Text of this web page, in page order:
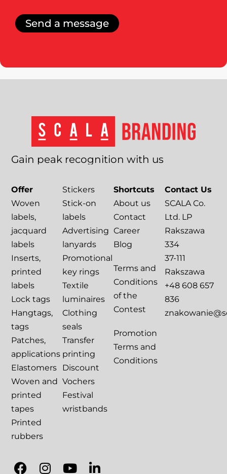
Send a message
Offer
Woven
labels,
jacquard
labels
Inserts,
printed
labels
Lock tags
Hangtags,
tags
Patches,
applications
Elastomers
Woven and
printed
tapes
Printed
rubbers
Stickers
Stick-on
labels
Advertising
lanyards
Promotional
key rings
Textile
luminaires
Clothing
seals
Transfer
printing
Discount
Vochers
Festival
wristbands
Shortcuts
About us
Contact
Career
Blog
Terms and
Conditions
of the
Contest
Promotion
Terms and
Conditions
Contact Us
SCALA Co.
Ltd. LP
Rakszawa
334
37-111
Rakszawa
+48 608 657
836
Gain peak recognition with us